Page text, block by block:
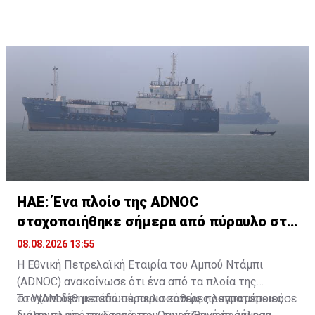
οικονομίας.
ΗΑΕ: Ένα πλοίο της ADNOC
στοχοποιήθηκε σήμερα από πύραυλο στα
Στενά του Ορμούζ
08.08.2026 13:55
Η Εθνική Πετρελαϊκή Εταιρία του Αμπού Ντάμπι
(ADNOC) ανακοίνωσε ότι ένα από τα πλοία της
στοχοποιήθηκε από πύραυλο καθώς πραγματοποιούσε
Το WAM δεν μετέδωσε περισσότερες λεπτομέρειες